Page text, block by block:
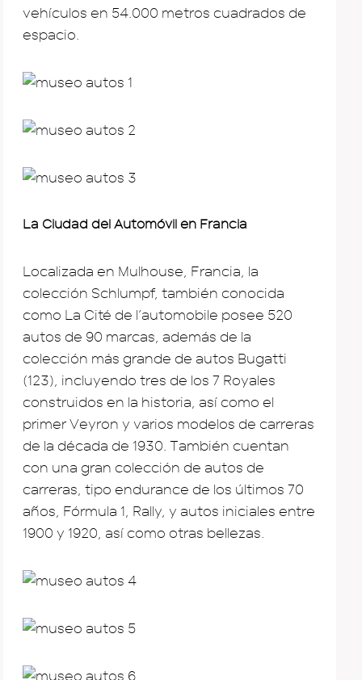
vehículos en 54.000 metros cuadrados de
espacio.
La Ciudad del Automóvil en Francia
Localizada en Mulhouse, Francia, la
colección Schlumpf, también conocida
como La Cité de l’automobile posee 520
autos de 90 marcas, además de la
colección más grande de autos Bugatti
(123), incluyendo tres de los 7 Royales
construidos en la historia, así como el
primer Veyron y varios modelos de carreras
de la década de 1930. También cuentan
con una gran colección de autos de
carreras, tipo endurance de los últimos 70
años, Fórmula 1, Rally, y autos iniciales entre
1900 y 1920, así como otras bellezas.